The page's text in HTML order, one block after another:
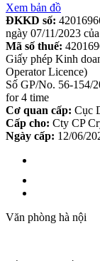
Xem bản đồ
ĐKKD số:
ngày 07/11/2023
Mã số thuế:
Giấy phép Kinh
Operator Licence)
Số GP/No. 56-154/
for 4 time
Cơ quan cấp: Cục
Cấp cho: Cty CP
Ngày cấp: 12/06/
Văn phòng hà nội